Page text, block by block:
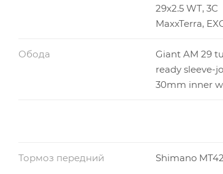
29x2.5 WT, 3C
MaxxTerra,
Обода
Giant AM 29
ready sleeve-
30mm inner
Тормоз передний Shimano